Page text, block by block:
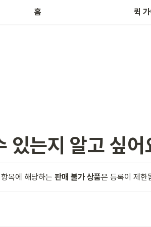
홈 퀵 브
있는지 알고 싶어
목에 해당하는 판매 불가 상품은 등록이 제한